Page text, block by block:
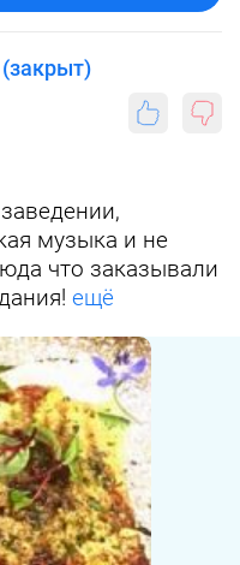
музыка и не
что заказывали
ещё